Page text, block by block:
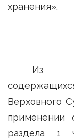
хранения».
Из
Верховного
применении
раздела 1